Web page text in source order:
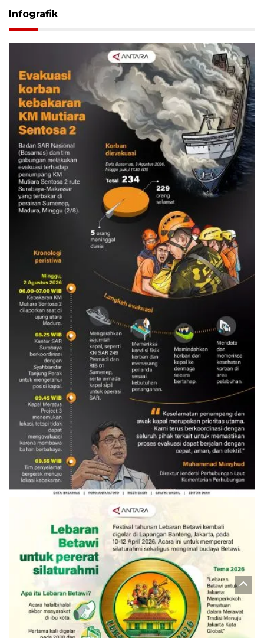
Infografik
Evakuasi korban kebakaran KM
Mutiara Sentosa 2
3 Agustus 2026